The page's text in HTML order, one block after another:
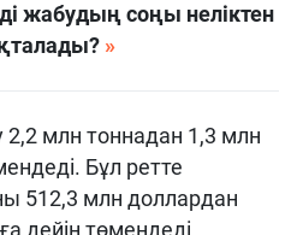
жабудың соңы неліктен
2,2 млн тоннадан 1,3 млн
Бұл ретте
512,3 млн доллардан